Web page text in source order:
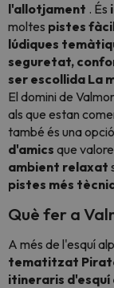
l'allotjament . És
moltes pistes
lúdiques
seguretat,
ser escollida La
El domini de
als que estan
també és una
d'amics que
ambient relaxat
pistes més
Què fer a
A més de l'esquí
tematitzat
itineraris